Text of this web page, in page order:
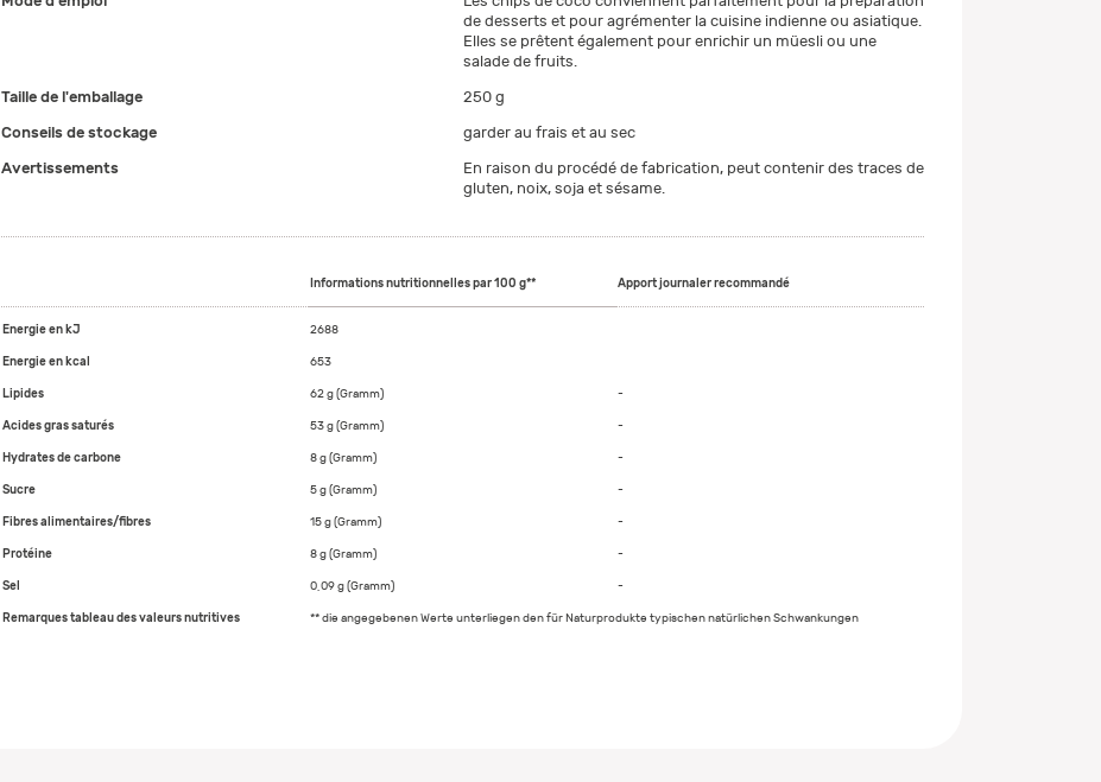
de desserts et pour agrémenter la cuisine indienne ou asiatique.
Elles se prêtent également pour enrichir un müesli ou une
salade de fruits.
Taille de l'emballage
250 g
Conseils de stockage
garder au frais et au sec
Avertissements
En raison du procédé de fabrication, peut contenir des traces de
gluten, noix, soja et sésame.
Informations nutritionnelles par 100 g** Apport journaler recommandé
Energie en kJ 2688
Energie en kcal 653
Lipides 62 g (Gramm) -
Acides gras saturés 53 g (Gramm) -
Hydrates de carbone 8 g (Gramm) -
Sucre 5 g (Gramm) -
Fibres alimentaires/fibres 15 g (Gramm) -
Protéine 8 g (Gramm) -
Sel 0,09 g (Gramm) -
Remarques tableau des valeurs nutritives ** die angegebenen Werte unterliegen den für Naturprodukte typischen natürlichen Schwankungen